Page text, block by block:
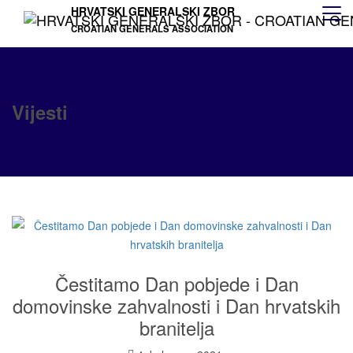
HRVATSKI GENERALSKI ZBOR
CROATIAN GENERALS ASSOCIATION
Vijesti
Čestitamo Dan pobjede i Dan
domovinske zahvalnosti i Dan hrvatskih
branitelja